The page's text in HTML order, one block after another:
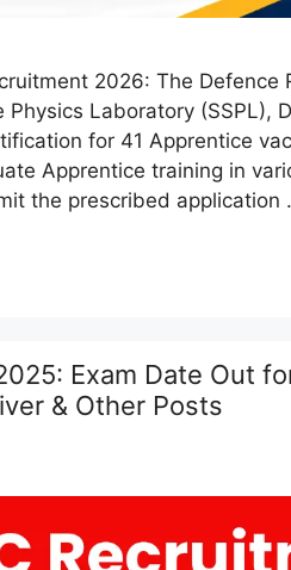
2026: The Defence
Laboratory (SSPL),
for 41 Apprentice
Apprentice training in
the prescribed application
Exam Date Out
& Other Posts